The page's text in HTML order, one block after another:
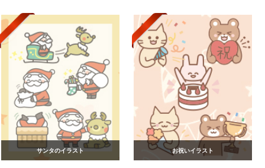
サンタのイラスト お祝いイラスト